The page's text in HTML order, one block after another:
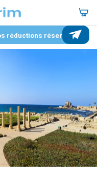
réductions réservées